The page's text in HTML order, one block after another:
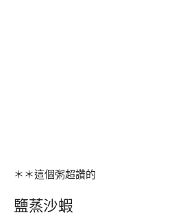
＊＊這個粥超讚的
鹽蒸沙蝦